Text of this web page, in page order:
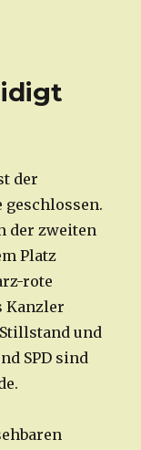
der
geschlossen.
der zweiten
Platz
rote
Kanzler
und
SPD sind